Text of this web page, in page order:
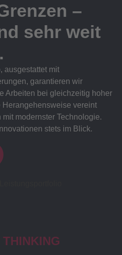
–
sehr weit
ausgestattet mit
garantieren wir
Arbeiten bei gleichzeitig hoher
Herangehensweise vereint
modernster Technologie.
stets im Blick.